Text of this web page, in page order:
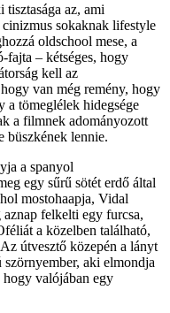
az, ami
sokaknak lifestyle
oldschool mese, a
– kétséges, hogy
kell az
van még remény, hogy
a tömeglélek hidegsége
a filmnek adományozott
büszkének lennie.
a spanyol
egy sűrű sötét erdő által
mostohaapja, Vidal
felkelti egy furcsa,
a közelben található,
útvesztő közepén a lányt
aki elmondja
valójában egy